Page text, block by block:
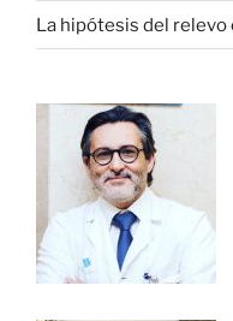
La hipótesis del